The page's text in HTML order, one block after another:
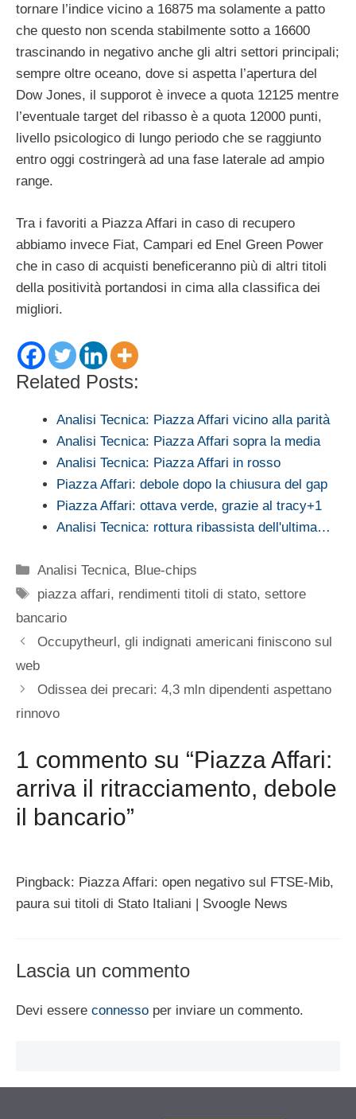
tornare l’indice vicino a 16875 ma solamente a patto
che questo non scenda stabilmente sotto a 16600
trascinando in negativo anche gli altri settori principali;
sempre oltre oceano, dove si aspetta l’apertura del
Dow Jones, il supporot è invece a quota 12125 mentre
l’eventuale target del ribasso è a quota 12000 punti,
livello psicologico di lungo periodo che se raggiunto
entro oggi costringerà ad una fase laterale ad ampio
range.
Tra i favoriti a Piazza Affari in caso di recupero
abbiamo invece Fiat, Campari ed Enel Green Power
che in caso di acquisti beneficeranno più di altri titoli
della positività portandosi in cima alla classifica dei
migliori.
Related Posts:
Analisi Tecnica: Piazza Affari vicino alla parità
Analisi Tecnica: Piazza Affari sopra la media
Analisi Tecnica: Piazza Affari in rosso
Piazza Affari: debole dopo la chiusura del gap
Piazza Affari: ottava verde, grazie al tracy+1
Analisi Tecnica: rottura ribassista dell'ultima…
Categorie
Analisi Tecnica, Blue-chips
Tag
piazza affari, rendimenti titoli di stato,settore
bancario
Occupytheurl, gli indignati americani finiscono sul
web
Odissea dei precari: 4,3 mln dipendenti aspettano
rinnovo
1 commento su “Piazza Affari:
arriva il ritracciamento, debole
il bancario”
Pingback: Piazza Affari: open negativo sul FTSE-Mib,
paura sui titoli di Stato Italiani | Svoogle News
Lascia un commento
Devi essere connesso per inviare un commento.